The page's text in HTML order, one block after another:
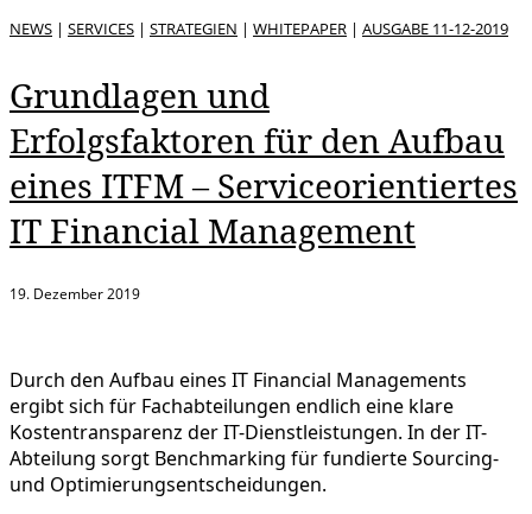
NEWS | SERVICES | STRATEGIEN | WHITEPAPER | AUSGABE 11-12-2019
Grundlagen und
Erfolgsfaktoren für den Aufbau
eines ITFM – Serviceorientiertes
IT Financial Management
19. Dezember 2019
Durch den Aufbau eines IT Financial Managements
ergibt sich für Fachabteilungen endlich eine klare
Kostentransparenz der IT-Dienstleistungen. In der IT-
Abteilung sorgt Benchmarking für fundierte Sourcing-
und Optimierungsentscheidungen.